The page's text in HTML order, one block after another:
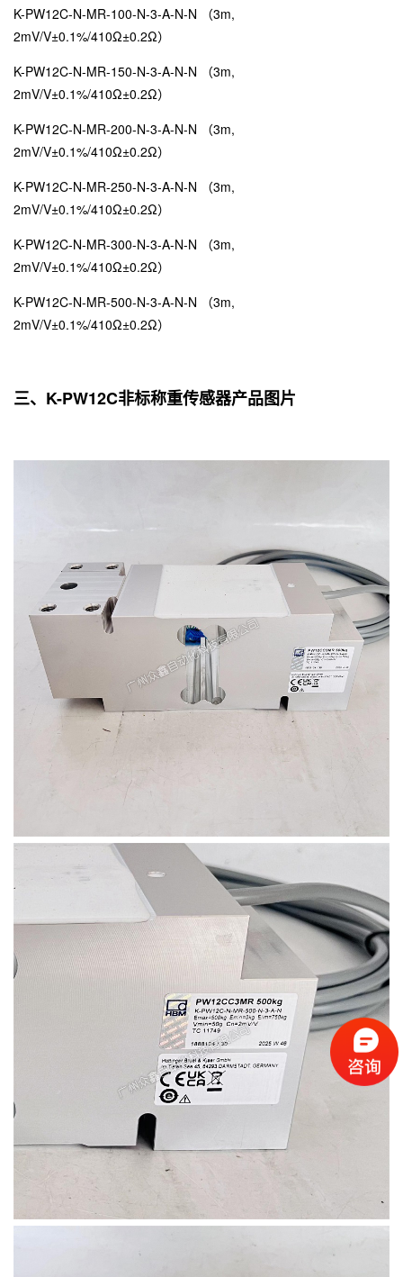
K-PW12C-N-MR-100-N-3-A-N-N （3m,
2mV/V±0.1%/410Ω±0.2Ω）
K-PW12C-N-MR-150-N-3-A-N-N （3m,
2mV/V±0.1%/410Ω±0.2Ω）
K-PW12C-N-MR-200-N-3-A-N-N （3m,
2mV/V±0.1%/410Ω±0.2Ω）
K-PW12C-N-MR-250-N-3-A-N-N （3m,
2mV/V±0.1%/410Ω±0.2Ω）
K-PW12C-N-MR-300-N-3-A-N-N （3m,
2mV/V±0.1%/410Ω±0.2Ω）
K-PW12C-N-MR-500-N-3-A-N-N （3m,
2mV/V±0.1%/410Ω±0.2Ω）
三、K-PW12C非标称重传感器产品图片